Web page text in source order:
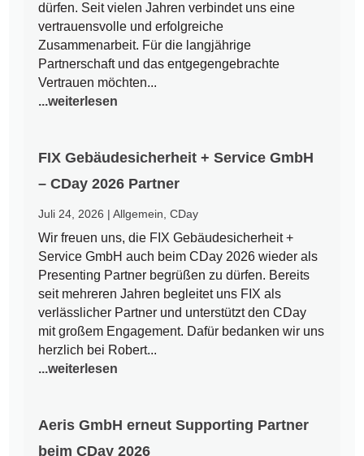
dürfen. Seit vielen Jahren verbindet uns eine
vertrauensvolle und erfolgreiche
Zusammenarbeit. Für die langjährige
Partnerschaft und das entgegengebrachte
Vertrauen möchten...
...weiterlesen
FIX Gebäudesicherheit + Service GmbH
– CDay 2026 Partner
Juli 24, 2026 |Allgemein ,CDay
Wir freuen uns, die FIX Gebäudesicherheit +
Service GmbH auch beim CDay 2026 wieder als
Presenting Partner begrüßen zu dürfen. Bereits
seit mehreren Jahren begleitet uns FIX als
verlässlicher Partner und unterstützt den CDay
mit großem Engagement. Dafür bedanken wir uns
herzlich bei Robert...
...weiterlesen
Aeris GmbH erneut Supporting Partner
beim CDay 2026